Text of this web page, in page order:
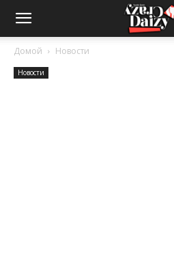
Crazy-
Daizy
Домой Новости
Новости